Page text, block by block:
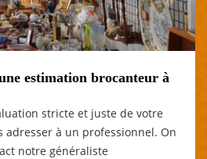
estimation brocanteur à
stricte et juste de votre
adresser à un professionnel. On
notre généraliste